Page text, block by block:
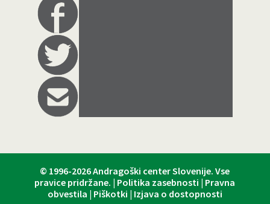
© 1996-2026Andragoški center Slovenije. Vse
pravice pridržane. | Politika zasebnosti | Pravna
obvestila | Piškotki | Izjava o dostopnosti